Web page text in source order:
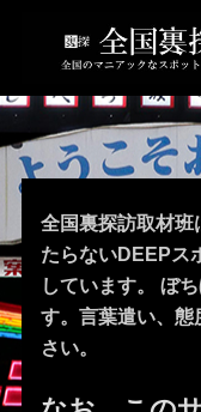
全国裏探訪取材班
たらないDEEPス
しています。 ぼ
す。言葉遣い、
さい。